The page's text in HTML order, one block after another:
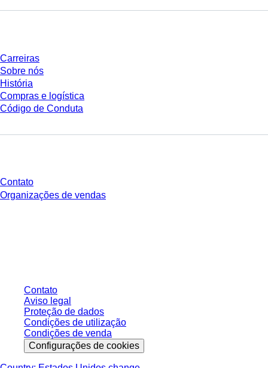
Carreiras
Sobre nós
História
Compras e logística
Código de Conduta
Contato
Organizações de vendas
Contato
Aviso legal
Proteção de dados
Condições de utilização
Condições de venda
Configurações de cookies